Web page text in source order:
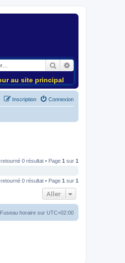
Rechercher
au site principal
Connexion
Inscription
0 résultat • Page 1 sur 1
0 résultat • Page 1 sur 1
Aller
Fuseau horaire sur UTC+02:00